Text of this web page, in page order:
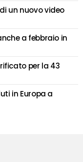
un nuovo video
a febbraio in
per la 43
in Europa a